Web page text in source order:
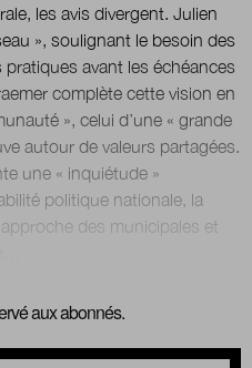
les avis divergent. Julien
», soulignant le besoin des
avant les échéances
complète cette vision en
», celui d’une « grande
autour de valeurs partagées.
une « inquiétude »
politique nationale, la
des municipales et
aux abonnés.